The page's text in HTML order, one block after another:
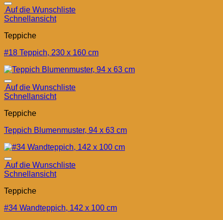
Auf die Wunschliste
Schnellansicht
Teppiche
#18 Teppich, 230 x 160 cm
Auf die Wunschliste
Schnellansicht
Teppiche
Teppich Blumenmuster, 94 x 63 cm
Auf die Wunschliste
Schnellansicht
Teppiche
#34 Wandteppich, 142 x 100 cm